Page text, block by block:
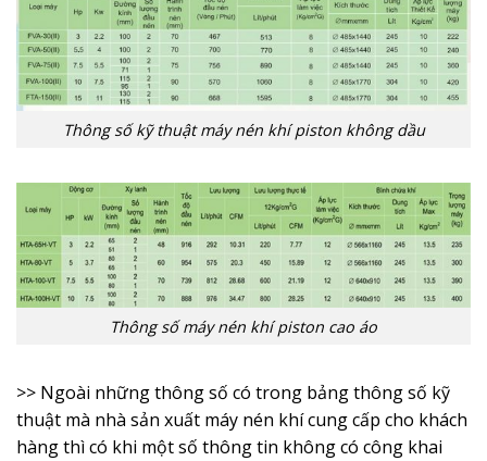
Thông số kỹ thuật máy nén khí piston không dầu
Thông số máy nén khí piston cao áo
>> Ngoài những thông số có trong bảng thông số kỹ
thuật mà nhà sản xuất máy nén khí cung cấp cho khách
hàng thì có khi một số thông tin không có công khai